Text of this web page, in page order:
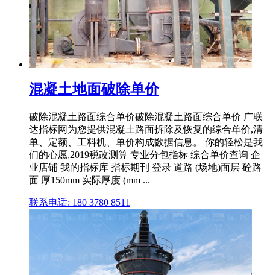
混凝土地面破除单价
破除混凝土路面综合单价破除混凝土路面综合单价 广联
达指标网为您提供混凝土路面拆除及恢复的综合单价,清
单、定额、工料机、单价构成数据信息。 你的轻松是我
们的心愿,2019税改测算 专业分包指标 综合单价查询 企
业店铺 我的指标库 指标期刊 登录 道路 (场地)面层 砼路
面 厚150mm 实际厚度 (mm ...
联系电话: 180 3780 8511